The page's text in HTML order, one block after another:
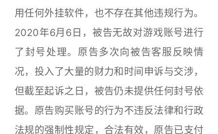
用任何外挂软件，也不存在其他违规行为。
2020年6月6日，被告无故对游戏账号进行
了封号处理。原告多次向被告客服反映情
况，投入了大量的财力和时间申诉与交涉，
但截至起诉之日，被告仍未提供任何封号依
据。原告购买账号的行为不违反法律和行政
法规的强制性规定，合法有效，原告已支付